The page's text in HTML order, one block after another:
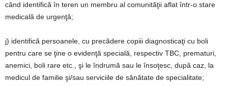
când identifică în teren un membru al comunităţii aflat într-o stare
medicală de urgenţă;
j) identifică persoanele, cu precădere copiii diagnosticaţi cu boli
pentru care se ţine o evidenţă specială, respectiv TBC, prematuri,
anemici, boli rare etc., şi le îndrumă sau le însoţesc, după caz, la
medicul de familie şi/sau serviciile de sănătate de specialitate;